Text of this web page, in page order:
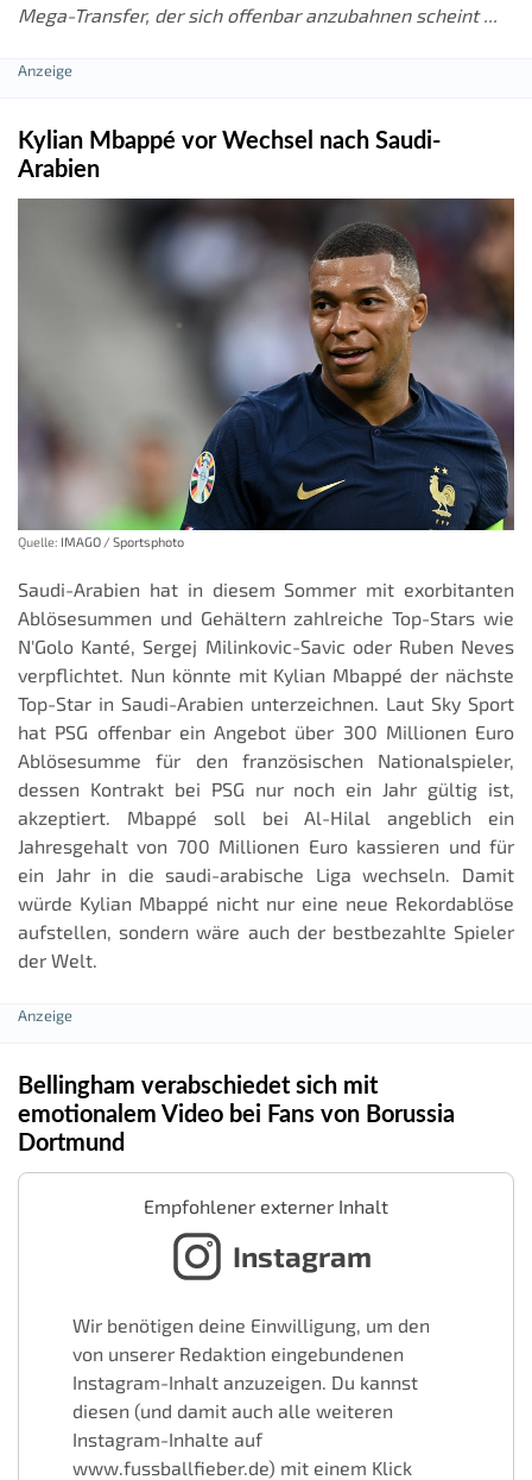
Mega-Transfer, der sich offenbar anzubahnen scheint ...
Kylian Mbappé vor Wechsel nach Saudi-
Arabien
Quelle: IMAGO / Sportsphoto
Saudi-Arabien hat in diesem Sommer mit exorbitanten
Ablösesummen und Gehältern zahlreiche Top-Stars wie
N'Golo Kanté, Sergej Milinkovic-Savic oder Ruben Neves
verpflichtet. Nun könnte mit Kylian Mbappé der nächste
Top-Star in Saudi-Arabien unterzeichnen. Laut Sky Sport
hat PSG offenbar ein Angebot über 300 Millionen Euro
Ablösesumme für den französischen Nationalspieler,
dessen Kontrakt bei PSG nur noch ein Jahr gültig ist,
akzeptiert. Mbappé soll bei Al-Hilal angeblich ein
Jahresgehalt von 700 Millionen Euro kassieren und für
ein Jahr in die saudi-arabische Liga wechseln. Damit
würde Kylian Mbappé nicht nur eine neue Rekordablöse
aufstellen, sondern wäre auch der bestbezahlte Spieler
der Welt.
Bellingham verabschiedet sich mit
emotionalem Video bei Fans von Borussia
Dortmund
Empfohlener externer Inhalt
Instagram
Wir benötigen deine Einwilligung, um den
von unserer Redaktion eingebundenen
Instagram-Inhalt anzuzeigen. Du kannst
diesen (und damit auch alle weiteren
Instagram-Inhalte auf
www.fussballfieber.de) mit einem Klick